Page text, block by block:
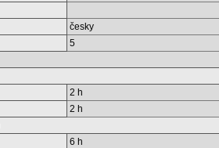
česky
5
2 h
2 h
6 h